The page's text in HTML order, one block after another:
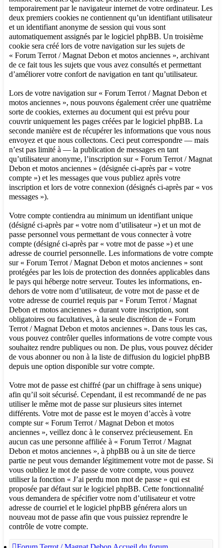
temporairement par le navigateur internet de votre ordinateur. Les
deux premiers cookies ne contiennent qu’un identifiant utilisateur
et un identifiant anonyme de session qui vous sont
automatiquement assignés par le logiciel phpBB. Un troisième
cookie sera créé lors de votre navigation sur les sujets de
« Forum Terrot / Magnat Debon et motos anciennes », archivant
de ce fait tous les sujets que vous avez consultés et permettant
d’améliorer votre confort de navigation en tant qu’utilisateur.
Lors de votre navigation sur « Forum Terrot / Magnat Debon et
motos anciennes », nous pouvons également créer une quatrième
sorte de cookies, externes au document qui est prévu pour
couvrir uniquement les pages créées par le logiciel phpBB. La
seconde manière est de récupérer les informations que vous nous
envoyez et que nous collectons. Ceci peut correspondre — mais
n’est pas limité à — la publication de messages en tant
qu’utilisateur anonyme, l’inscription sur « Forum Terrot / Magnat
Debon et motos anciennes » (désignée ci-après par « votre
compte ») et les messages que vous publiez après votre
inscription et lors de votre connexion (désignés ci-après par « vos
messages »).
Votre compte contiendra au minimum un identifiant unique
(désigné ci-après par « votre nom d’utilisateur ») et un mot de
passe personnel vous permettant de vous connecter à votre
compte (désigné ci-après par « votre mot de passe ») et une
adresse de courriel personnelle. Les informations de votre compte
sur « Forum Terrot / Magnat Debon et motos anciennes » sont
protégées par les lois de protection des données applicables dans
le pays qui héberge notre serveur. Toutes les informations, en-
dehors de votre nom d’utilisateur, de votre mot de passe et de
votre adresse de courriel requis par « Forum Terrot / Magnat
Debon et motos anciennes » durant votre inscription, sont
obligatoires ou facultatives, à la seule discrétion de « Forum
Terrot / Magnat Debon et motos anciennes ». Dans tous les cas,
vous pouvez contrôler quelles informations de votre compte vous
souhaitez rendre publiques ou non. De plus, vous pouvez décider
de vous abonner ou non à la liste de diffusion du logiciel phpBB
depuis une option disponible sur votre compte.
Votre mot de passe est chiffré (par un chiffrage à sens unique)
afin qu’il soit sécurisé. Cependant, il est recommandé de ne pas
utiliser le même mot de passe sur plusieurs sites internet
différents. Votre mot de passe est le moyen d’accès à votre
compte sur « Forum Terrot / Magnat Debon et motos
anciennes », veillez donc à le conservez précieusement. En
aucun cas une personne affiliée à « Forum Terrot / Magnat
Debon et motos anciennes », à phpBB ou à un site de tierce
partie ne peut vous demander légitimement votre mot de passe. Si
vous oubliez le mot de passe de votre compte, vous pouvez
utiliser la fonction « J’ai perdu mon mot de passe » qui est
proposée par défaut sur le logiciel phpBB. Cette fonctionnalité
vous demandera de spécifier votre nom d’utilisateur et votre
adresse de courriel et le logiciel phpBB générera alors un
nouveau mot de passe afin que vous puissiez reprendre le
contrôle de votre compte.